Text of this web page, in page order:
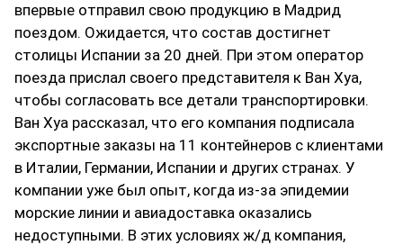
впервые отправил свою продукцию в Мадрид
поездом. Ожидается, что состав достигнет
столицы Испании за 20 дней. При этом оператор
поезда прислал своего представителя к Ван Хуа,
чтобы согласовать все детали транспортировки.
Ван Хуа рассказал, что его компания подписала
экспортные заказы на 11 контейнеров с клиентами
в Италии, Германии, Испании и других странах. У
компании уже был опыт, когда из-за эпидемии
морские линии и авиадоставка оказались
недоступными. В этих условиях ж/д компания,